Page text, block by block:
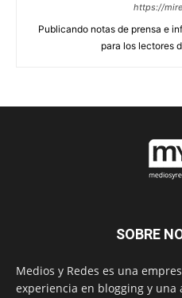
https://
Publicando notas de prensa e
para los lectores
SOBRE
Medios y Redes es una
experiencia en blogging y una